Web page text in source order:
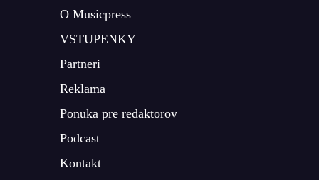
O Musicpress
VSTUPENKY
Partneri
Reklama
Ponuka pre redaktorov
Podcast
Kontakt